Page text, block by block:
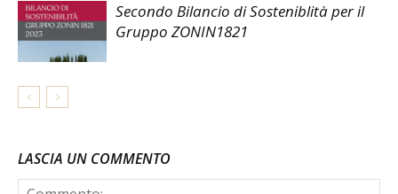
Secondo Bilancio di Sosteniblità per il
Gruppo ZONIN1821
LASCIA UN COMMENTO